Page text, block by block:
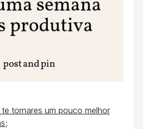
tornares um pouco melhor
;